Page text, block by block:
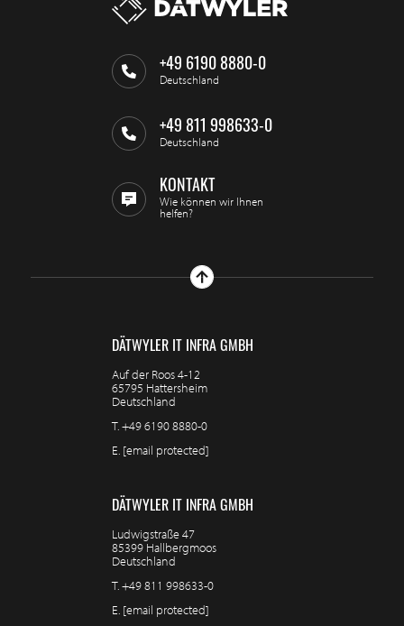
+49 6190 8880-0
Deutschland
+49 811 998633-0
Deutschland
KONTAKT
Wie können wir Ihnen
helfen?
DÄTWYLER IT INFRA GMBH
Auf der Roos 4-12
65795 Hattersheim
Deutschland
T.+49 6190 8880-0
E. [email protected]
DÄTWYLER IT INFRA GMBH
Ludwigstraße 47
85399 Hallbergmoos
Deutschland
T.+49 811 998633-0
E. [email protected]